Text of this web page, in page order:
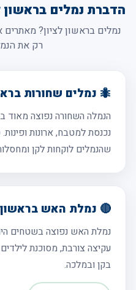
הדברת נמלים בראשון
נמלים בראשון לציון?
רק את
🐜 נמלים שחורות
הנמלה השחורה נפוצה מאוד
נכנסת למטבח, ארונות
שהנמלים לוקחות לקן
🔴 נמלת האש בראשון
נמלת האש נפוצה בשטחים
עקיצה צורבת, מסוכנת
בקן ובמלכה.